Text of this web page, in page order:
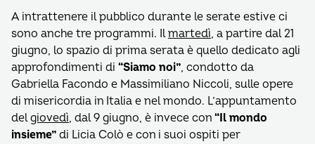
A intrattenere il pubblico durante le serate estive ci
sono anche tre programmi. Ilmartedì, a partire dal 21
giugno, lo spazio di prima serata è quello dedicato agli
approfondimenti di “Siamo noi”, condotto da
Gabriella Facondo e Massimiliano Niccoli, sulle opere
di misericordia in Italia e nel mondo. L’appuntamento
delgiovedì, dal 9 giugno, è invece con “Il mondo
insieme” di Licia Colò e con i suoi ospiti per